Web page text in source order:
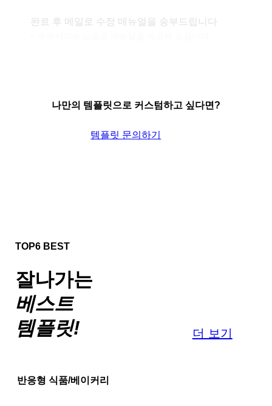
완료 후 메일로 수정 매뉴얼을 송부드립니다
나만의 템플릿으로 커스텀하고 싶다면?
템플릿 문의하기
TOP6 BEST
잘나가는
베스트
템플릿!
더 보기
반응형 식품/베이커리